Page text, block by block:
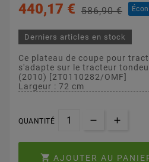
440,17 € 586,90 €
Derniers articles en stock
Ce plateau de coupe pour
s'adapte sur le tracteur
(2010) [2T0110282/OMF]
Largeur : 72 cm
QUANTITÉ
 AJOUTER AU